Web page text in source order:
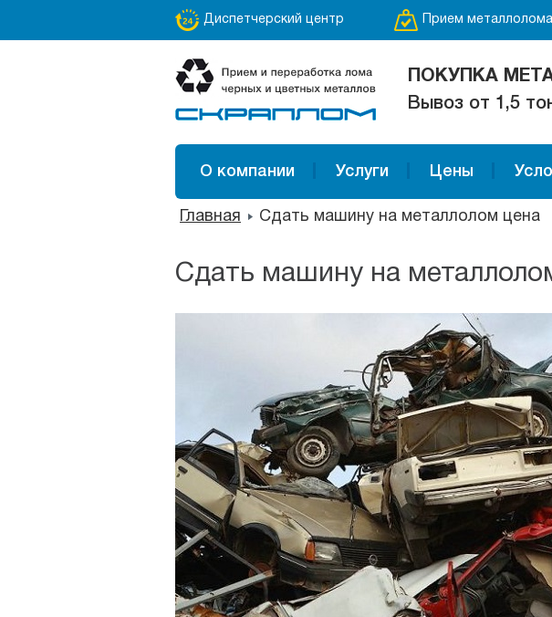
Диспетчерский центр Прием
ПОКУПКА
Вывоз от 1,5
О компании Услуги Цены
Главная Сдать машину на металлолом цена
Сдать машину на